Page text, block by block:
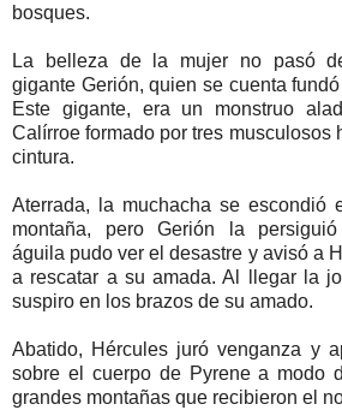
bosques.
La belleza de la mujer no pasó
gigante Gerión, quien se cuenta
Este gigante, era un monstruo
Calírroe formado por tres musculosos
cintura.
Aterrada, la muchacha se escondió
montaña, pero Gerión la
águila pudo ver el desastre y avisó a
a rescatar a su amada. Al llegar la
suspiro en los brazos de su amado.
Abatido, Hércules juró venganza y
sobre el cuerpo de Pyrene a modo
grandes montañas que recibieron el